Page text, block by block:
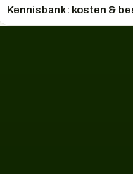
Kennisbank: kosten &